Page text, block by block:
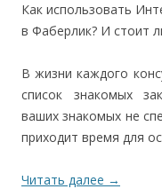
Как использовать
в Фаберлик? И стоит
В жизни каждого
список знакомых
ваших знакомых не
приходит время для
Читать далее →